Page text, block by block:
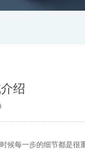
绍
候每一步的细节都是很